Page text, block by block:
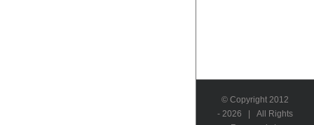
© Copyright 2012
- 2026 | All Rights